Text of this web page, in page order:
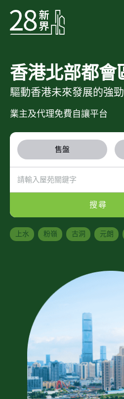
香港北部都會
驅動香港未來發展的強
業主及代理免費自讓平台
售盤
搜尋
上水 粉嶺 古洞 元朗